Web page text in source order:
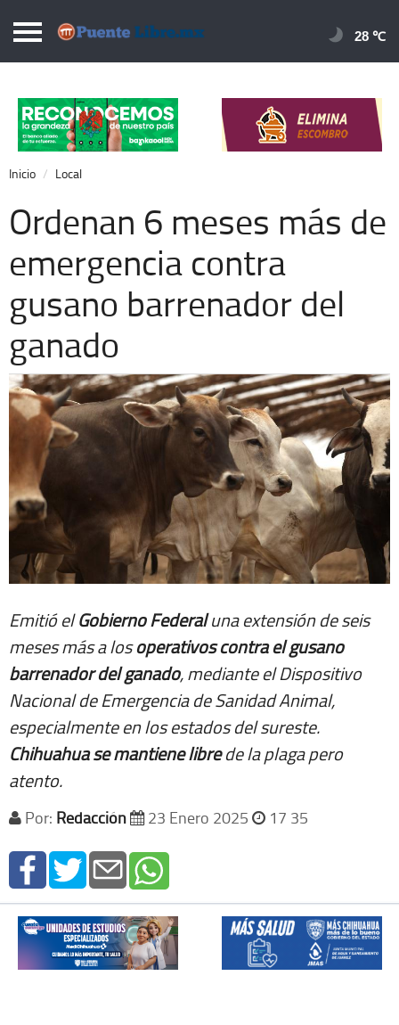
Puentelibre.mx
Local
Nacional
Opinión
Cronos
Economía
Deportes
Extra +
28 ℃
Inicio Local
Ordenan 6 meses más de
emergencia contra
gusano barrenador del
ganado
Emitió elGobierno Federaluna extensión de seis
meses más a losoperativos contra el gusano
barrenador del ganado, mediante el Dispositivo
Nacional de Emergencia de Sanidad Animal,
especialmente en los estados del sureste.
Chihuahua se mantiene librede la plaga pero
atento.
Por: Redacción 23 Enero 2025 17 35